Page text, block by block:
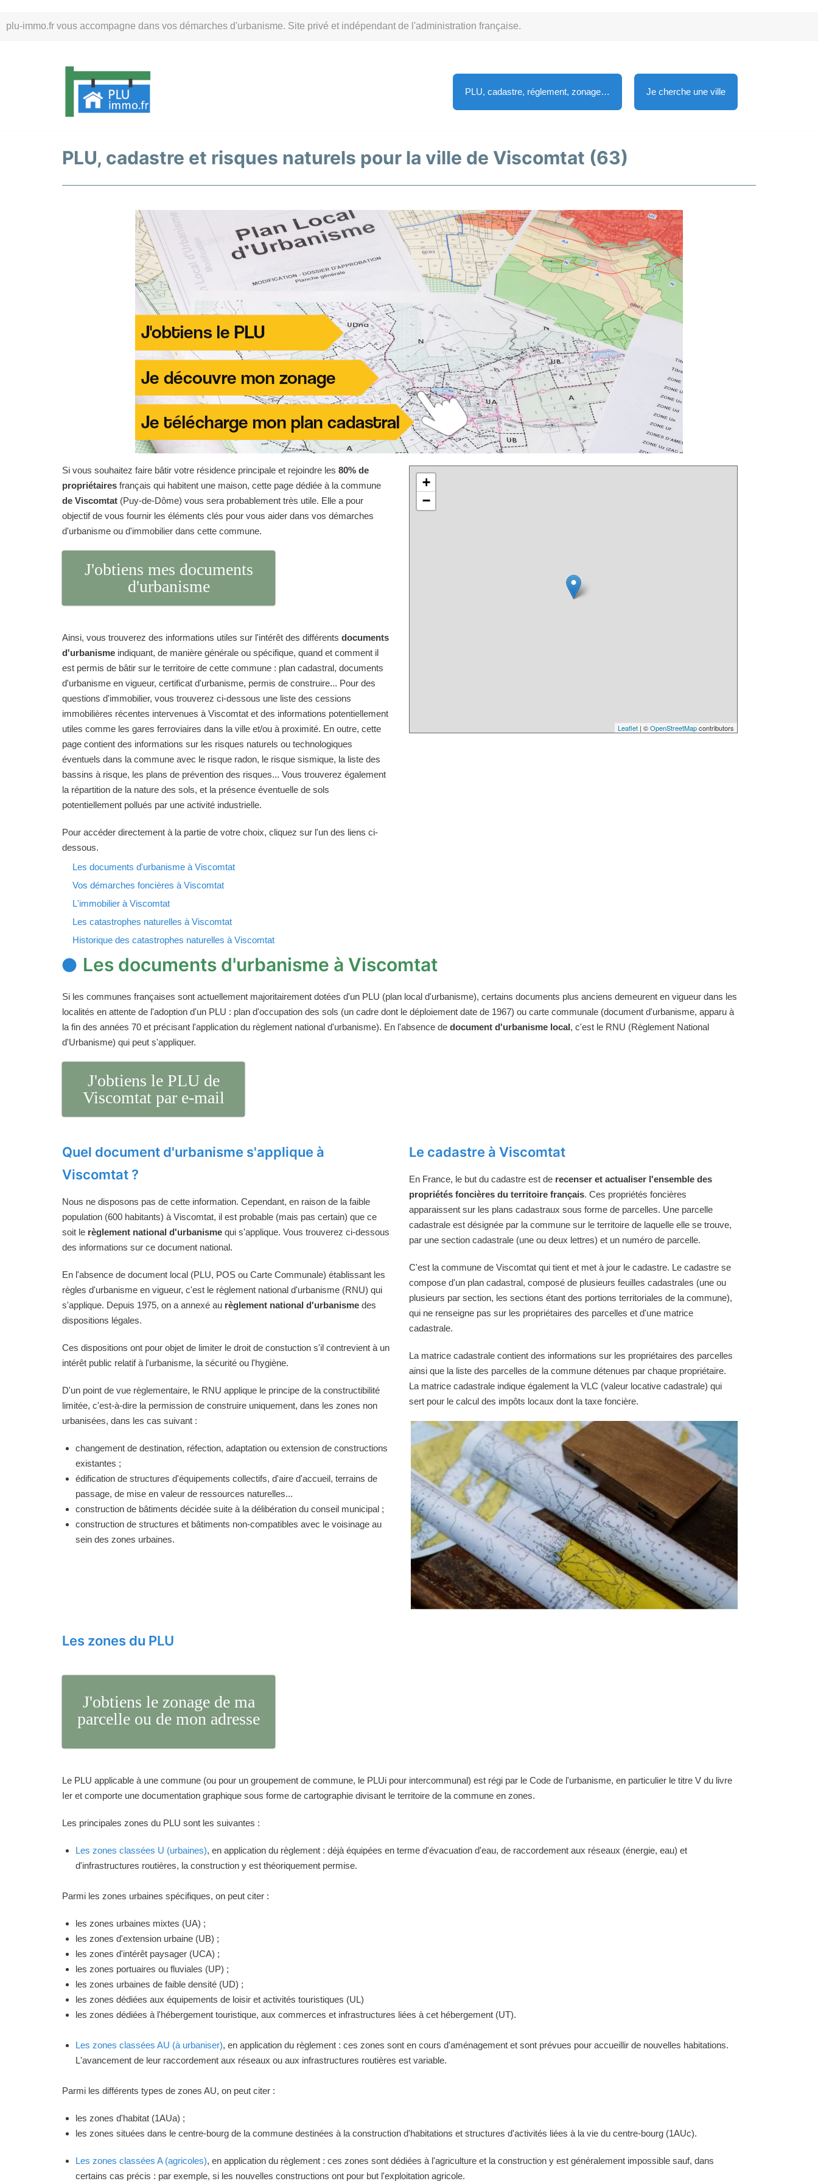
plu-immo.fr vous accompagne dans vos démarches d'urbanisme. Site privé et indépendant de l'administration française.
au
PLU, cadastre, réglement, zonage… Je cherche une ville
PLU, cadastre et risques naturels pour la ville de Viscomtat (63)
Si vous souhaitez faire bâtir votre résidence principale et rejoindre les 80% de
propriétaires français qui habitent une maison, cette page dédiée à la commune
de Viscomtat (Puy-de-Dôme) vous sera probablement très utile. Elle a pour
objectif de vous fournir les éléments clés pour vous aider dans vos démarches
d'urbanisme ou d'immobilier dans cette commune.
J'obtiens mes documents
d'urbanisme
Ainsi, vous trouverez des informations utiles sur l'intérêt des différents documents
d'urbanisme indiquant, de manière générale ou spécifique, quand et comment il
est permis de bâtir sur le territoire de cette commune : plan cadastral, documents
d'urbanisme en vigueur, certificat d'urbanisme, permis de construire... Pour des
questions d'immobilier, vous trouverez ci-dessous une liste des cessions
immobilières récentes intervenues à Viscomtat et des informations potentiellement
utiles comme les gares ferroviaires dans la ville et/ou à proximité. En outre, cette
page contient des informations sur les risques naturels ou technologiques
éventuels dans la commune avec le risque radon, le risque sismique, la liste des
bassins à risque, les plans de prévention des risques... Vous trouverez également
la répartition de la nature des sols, et la présence éventuelle de sols
potentiellement pollués par une activité industrielle.
Pour accéder directement à la partie de votre choix, cliquez sur l'un des liens ci-
dessous.
Les documents d'urbanisme à Viscomtat
Vos démarches foncières à Viscomtat
L'immobilier à Viscomtat
Les catastrophes naturelles à Viscomtat
Historique des catastrophes naturelles à Viscomtat
+
−
Leaflet | ©OpenStreetMapcontributors
Les documents d'urbanisme à Viscomtat
Si les communes françaises sont actuellement majoritairement dotées d'un PLU (plan local d'urbanisme), certains documents plus anciens demeurent en vigueur dans les
localités en attente de l'adoption d'un PLU : plan d'occupation des sols (un cadre dont le déploiement date de 1967) ou carte communale (document d'urbanisme, apparu à
la fin des années 70 et précisant l'application du règlement national d'urbanisme). En l'absence de document d'urbanisme local, c'est le RNU (Règlement National
d'Urbanisme) qui peut s'appliquer.
J'obtiens le PLU de
Viscomtat par e-mail
Quel document d'urbanisme s'applique à
Viscomtat ?
Nous ne disposons pas de cette information. Cependant, en raison de la faible
population (600 habitants) à Viscomtat, il est probable (mais pas certain) que ce
soit le règlement national d'urbanisme qui s'applique. Vous trouverez ci-dessous
des informations sur ce document national.
En l'absence de document local (PLU, POS ou Carte Communale) établissant les
règles d'urbanisme en vigueur, c'est le règlement national d'urbanisme (RNU) qui
s'applique. Depuis 1975, on a annexé au règlement national d'urbanisme des
dispositions légales.
Ces dispositions ont pour objet de limiter le droit de constuction s'il contrevient à un
intérêt public relatif à l'urbanisme, la sécurité ou l'hygiène.
D'un point de vue règlementaire, le RNU applique le principe de la constructibilité
limitée, c'est-à-dire la permission de construire uniquement, dans les zones non
urbanisées, dans les cas suivant :
changement de destination, réfection, adaptation ou extension de constructions
existantes ;
édification de structures d'équipements collectifs, d'aire d'accueil, terrains de
passage, de mise en valeur de ressources naturelles...
construction de bâtiments décidée suite à la délibération du conseil municipal ;
construction de structures et bâtiments non-compatibles avec le voisinage au
sein des zones urbaines.
Le cadastre à Viscomtat
En France, le but du cadastre est de recenser et actualiser l'ensemble des
propriétés foncières du territoire français. Ces propriétés foncières
apparaissent sur les plans cadastraux sous forme de parcelles. Une parcelle
cadastrale est désignée par la commune sur le territoire de laquelle elle se trouve,
par une section cadastrale (une ou deux lettres) et un numéro de parcelle.
C'est la commune de Viscomtat qui tient et met à jour le cadastre. Le cadastre se
compose d'un plan cadastral, composé de plusieurs feuilles cadastrales (une ou
plusieurs par section, les sections étant des portions territoriales de la commune),
qui ne renseigne pas sur les propriétaires des parcelles et d'une matrice
cadastrale.
La matrice cadastrale contient des informations sur les propriétaires des parcelles
ainsi que la liste des parcelles de la commune détenues par chaque propriétaire.
La matrice cadastrale indique également la VLC (valeur locative cadastrale) qui
sert pour le calcul des impôts locaux dont la taxe foncière.
Les zones du PLU
J'obtiens le zonage de ma
parcelle ou de mon adresse
Le PLU applicable à une commune (ou pour un groupement de commune, le PLUi pour intercommunal) est régi par le Code de l'urbanisme, en particulier le titre V du livre
Ier et comporte une documentation graphique sous forme de cartographie divisant le territoire de la commune en zones.
Les principales zones du PLU sont les suivantes :
Les zones classées U (urbaines), en application du règlement : déjà équipées en terme d'évacuation d'eau, de raccordement aux réseaux (énergie, eau) et
d'infrastructures routières, la construction y est théoriquement permise.
Parmi les zones urbaines spécifiques, on peut citer :
les zones urbaines mixtes (UA) ;
les zones d'extension urbaine (UB) ;
les zones d'intérêt paysager (UCA) ;
les zones portuaires ou fluviales (UP) ;
les zones urbaines de faible densité (UD) ;
les zones dédiées aux équipements de loisir et activités touristiques (UL)
les zones dédiées à l'hébergement touristique, aux commerces et infrastructures liées à cet hébergement (UT).
Les zones classées AU (à urbaniser), en application du règlement : ces zones sont en cours d'aménagement et sont prévues pour accueillir de nouvelles habitations.
L'avancement de leur raccordement aux réseaux ou aux infrastructures routières est variable.
Parmi les différents types de zones AU, on peut citer :
les zones d'habitat (1AUa) ;
les zones situées dans le centre-bourg de la commune destinées à la construction d'habitations et structures d'activités liées à la vie du centre-bourg (1AUc).
Les zones classées A (agricoles), en application du règlement : ces zones sont dédiées à l'agriculture et la construction y est généralement impossible sauf, dans
certains cas précis : par exemple, si les nouvelles constructions ont pour but l'exploitation agricole.